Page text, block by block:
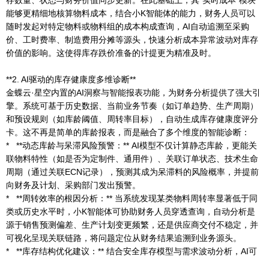
能够更精细地核算物料成本，结合小K智能体的能力，财务人员可以
随时发起对特定物料或物料组的成本构成查询，AI自动追溯至采购
价、工时费率、制造费用分摊等源头，快速分析成本异常波动对库存
价值的影响。这使得库存跌价准备的计提更为精准及时。
**2. AI驱动的库存健康度多维诊断**
金蝶云·星空内置的AI洞察与智能报表功能，为财务分析提供了强大引
擎。系统可基于历史数据、当前业务节奏（如订单趋势、生产周期）
和预设规则（如库龄阈值、周转率目标），自动生成库存健康度评分
卡。这不再是简单的库龄报表，而是融合了多个维度的智能诊断：
* **动态库龄与呆滞风险预警：** AI模型不仅计算静态库龄，更能关
联物料特性（如是否为定制件、通用件）、关联订单状态、技术生命
周期（通过关联ECN记录），预测其成为呆滞料的风险概率，并提前
向财务及计划、采购部门发出预警。
* **周转效率的根因分析：** 当系统发现某类物料周转率显著低于同
类或历史水平时，小K智能体可协助财务人员穿透查询，自动分析是
源于销售预测偏差、生产计划变更频繁，还是供应商交付不稳定，并
可视化呈现关联链路，将问题定位从财务结果追溯到业务源头。
* **库存结构优化建议：** 结合安全库存模型与需求波动分析，AI可